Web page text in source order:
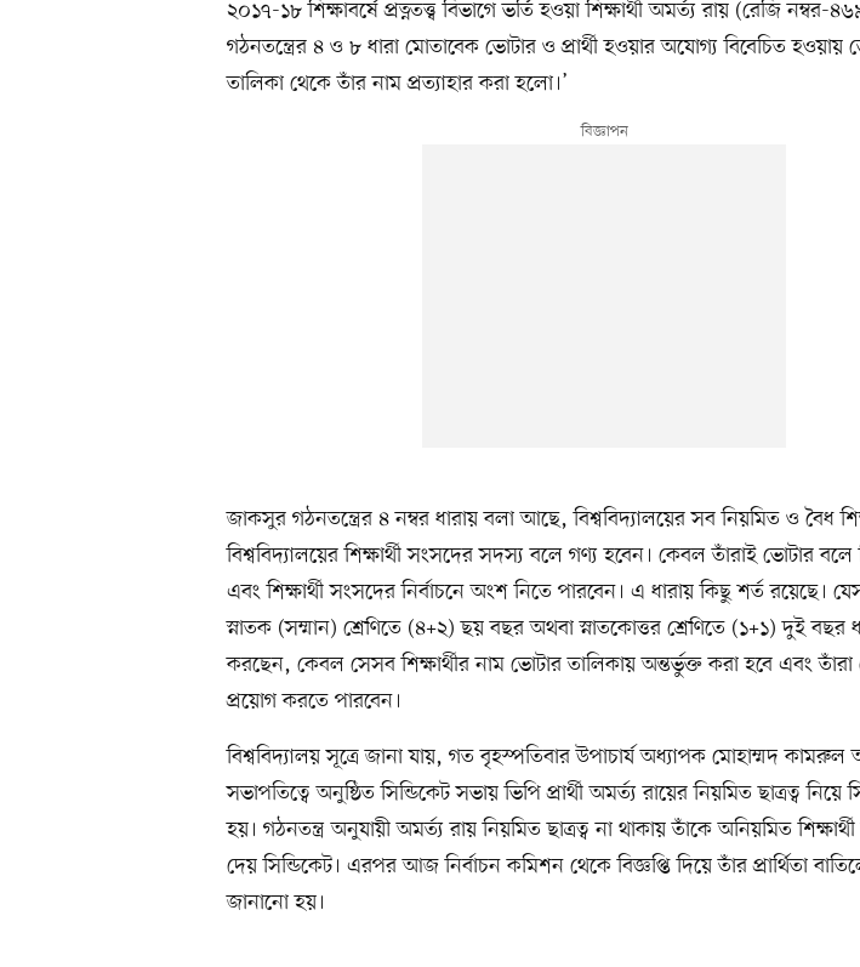
২০১৭-১৮ শিক্ষাবর্ষে প্রত্নতত্ত্ব বিভাগে ভর্তি হওয়া শিক্ষার্থী অমর্ত্য রায় (রেজি
গঠনতন্ত্রের ৪ ও ৮ ধারা মোতাবেক ভোটার ও প্রার্থী হওয়ার অযোগ্য বিবেচিত হওয়ায়
তালিকা থেকে তাঁর নাম প্রত্যাহার করা হলো।’
জাকসুর গঠনতন্ত্রের ৪ নম্বর ধারায় বলা আছে, বিশ্ববিদ্যালয়ের সব নিয়মিত ও বৈধ
বিশ্ববিদ্যালয়ের শিক্ষার্থী সংসদের সদস্য বলে গণ্য হবেন। কেবল তাঁরাই ভোটার বলে
এবং শিক্ষার্থী সংসদের নির্বাচনে অংশ নিতে পারবেন। এ ধারায় কিছু শর্ত রয়েছে।
স্নাতক (সম্মান) শ্রেণিতে (৪+২) ছয় বছর অথবা স্নাতকোত্তর শ্রেণিতে (১+১) দুই বছর
করছেন, কেবল সেসব শিক্ষার্থীর নাম ভোটার তালিকায় অন্তর্ভুক্ত করা হবে এবং তাঁরা
প্রয়োগ করতে পারবেন।
বিশ্ববিদ্যালয় সূত্রে জানা যায়, গত বৃহস্পতিবার উপাচার্য অধ্যাপক মোহাম্মদ
সভাপতিত্বে অনুষ্ঠিত সিন্ডিকেট সভায় ভিপি প্রার্থী অমর্ত্য রায়ের নিয়মিত ছাত্রত্ব নিয়ে
হয়। গঠনতন্ত্র অনুযায়ী অমর্ত্য রায় নিয়মিত ছাত্রত্ব না থাকায় তাঁকে অনিয়মিত
দেয় সিন্ডিকেট। এরপর আজ নির্বাচন কমিশন থেকে বিজ্ঞপ্তি দিয়ে তাঁর প্রার্থিতা
জানানো হয়।